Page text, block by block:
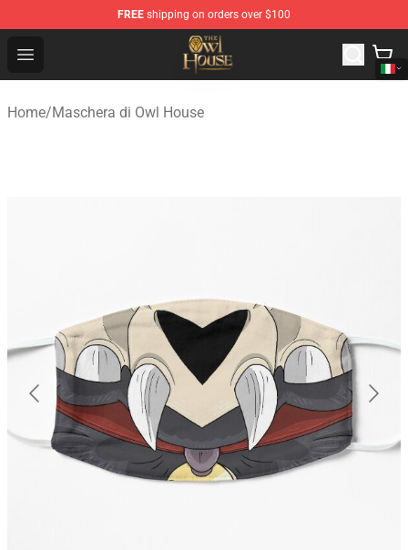
FREE shipping on orders over $100
Open menu
The Owl House Store - Official The Owl House
Home/Maschera di Owl House